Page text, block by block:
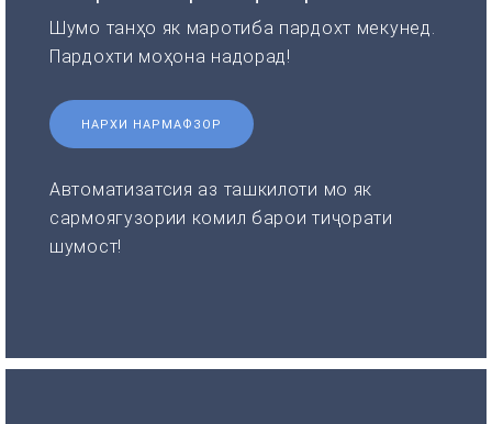
Шумо танҳо як маротиба пардохт мекунед.
Пардохти моҳона надорад!
НАРХИ НАРМАФЗОР
Автоматизатсия аз ташкилоти мо як
сармоягузории комил барои тиҷорати
шумост!